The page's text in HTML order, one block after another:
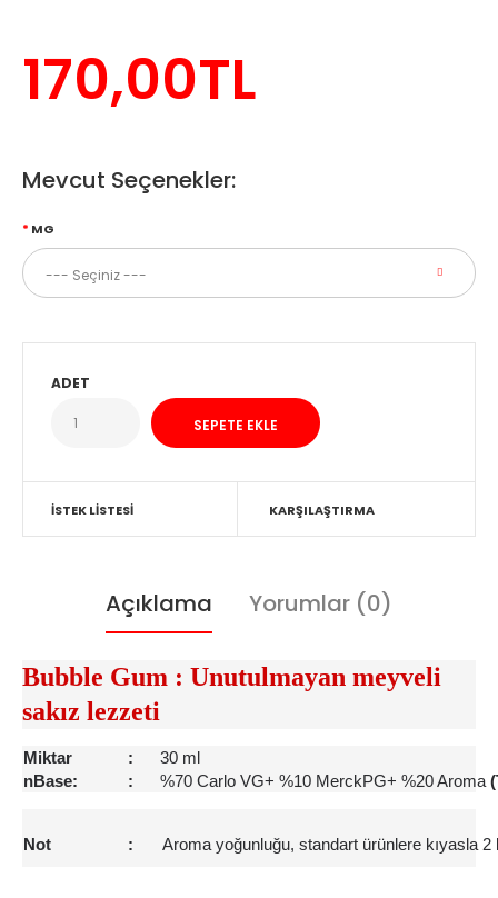
170,00TL
Mevcut Seçenekler:
MG
ADET
İSTEK LISTESI KARŞILAŞTIRMA
Açıklama Yorumlar (0)
Bubble Gum : Unutulmayan meyveli
sakız lezzeti
Miktar :
30 ml
nBase:
: %70 Carlo VG+ %10 MerckPG+ %20 Aroma
Not : Aroma yoğunluğu, standart ürünlere kıyasla